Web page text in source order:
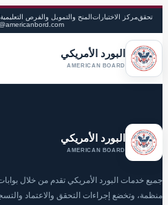
تحققمركز الاختباراتالمنح والتمويل والفرص التعليمية
البورد الأمريكي
AMERICAN BOARD
البورد الأمريكي
AMERICAN BOARD
جميع خدمات البورد الأمريكي تقدم من خلال
منظمة، وتخضع إجراءات التحقق والاعتماد